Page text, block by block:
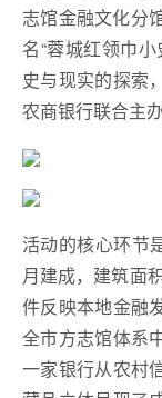
志馆金融文化分
名“蓉城红领巾
史与现实的探索
农商银行联合主办
活动的核心环节
月建成，建筑面
件反映本地金融
全市方志馆体系
一家银行从农村